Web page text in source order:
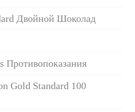
Двойной Шоколад
Противопоказания
Gold Standard 100